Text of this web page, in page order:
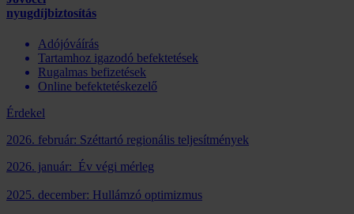
nyugdíjbiztosítás
Adójóváírás
Tartamhoz igazodó befektetések
Rugalmas befizetések
Online befektetéskezelő
Érdekel
2026. február: Széttartó regionális teljesítmények
2026. január: Év végi mérleg
2025. december: Hullámzó optimizmus